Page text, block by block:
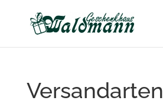
content
Versandarten